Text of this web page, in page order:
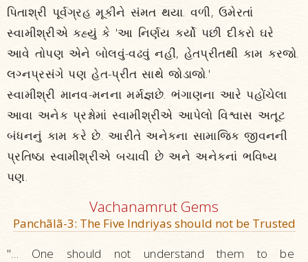
પિતાશ્રી પૂર્વગ્રહ મૂકીને સંમત થયા. વળી, ઉમેરતાં
સ્વામીશ્રીએ કહ્યું કે 'આ નિર્ણય કર્યો પછી દીકરો ઘરે
આવે તોપણ એને બોલવું-વઢવું નહીં, હેતપ્રીતથી કામ કરજો.
લગ્નપ્રસંગે પણ હેત-પ્રીત સાથે જોડાજો.'
સ્વામીશ્રી માનવ-મનના મર્મજ્ઞછે. ભંગાણના આરે પહોંચેલા
આવા અનેક પ્રશ્નોમાં સ્વામીશ્રીએ આપેલો વિશ્વાસ અતૂટ
બંધનનું કામ કરે છે. આરીતે અનેકના સામાજિક જીવનની
પ્રતિષ્ઠા સ્વામીશ્રીએ બચાવી છે અને અનેકનાં ભવિષ્ય
પણ.
Vachanamrut Gems
Panchãlã-3: The Five Indriyas should not be Trusted
"… One should not understand them to be